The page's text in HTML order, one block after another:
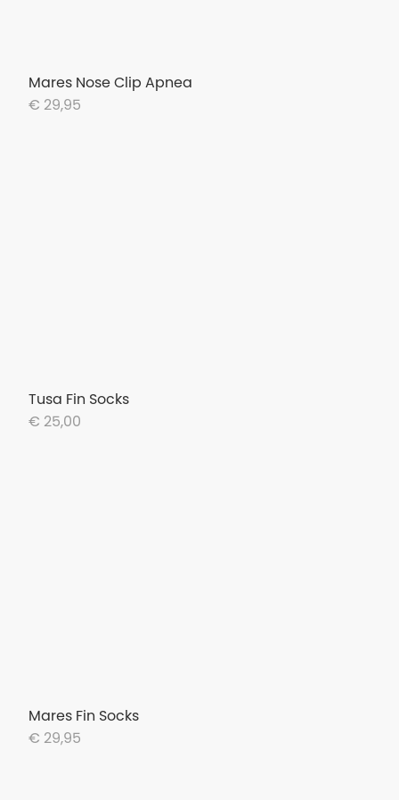
Mares Nose Clip Apnea
€ 29,95
Tusa Fin Socks
€ 25,00
Mares Fin Socks
€ 29,95